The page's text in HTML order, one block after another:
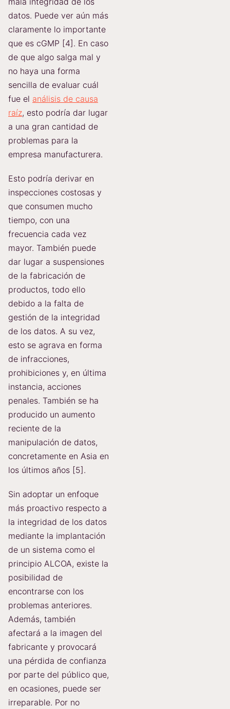
datos. Puede ver aún más
claramente lo importante
que es cGMP [4]. En caso
de que algo salga mal y
no haya una forma
sencilla de evaluar cuál
fue el análisis de causa
raíz, esto podría dar lugar
a una gran cantidad de
problemas para la
empresa manufacturera.
Esto podría derivar en
inspecciones costosas y
que consumen mucho
tiempo, con una
frecuencia cada vez
mayor. También puede
dar lugar a suspensiones
de la fabricación de
productos, todo ello
debido a la falta de
gestión de la integridad
de los datos. A su vez,
esto se agrava en forma
de infracciones,
prohibiciones y, en última
instancia, acciones
penales. También se ha
producido un aumento
reciente de la
manipulación de datos,
concretamente en Asia en
los últimos años [5].
Sin adoptar un enfoque
más proactivo respecto a
la integridad de los datos
mediante la implantación
de un sistema como el
principio ALCOA, existe la
posibilidad de
encontrarse con los
problemas anteriores.
Además, también
afectará a la imagen del
fabricante y provocará
una pérdida de confianza
por parte del público que,
en ocasiones, puede ser
irreparable. Por no